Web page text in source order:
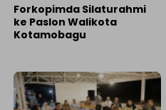
Forkopimda Silaturahmi
ke Paslon Walikota
Kotamobagu